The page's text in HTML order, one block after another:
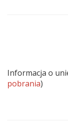
Informacja o
pobrania)